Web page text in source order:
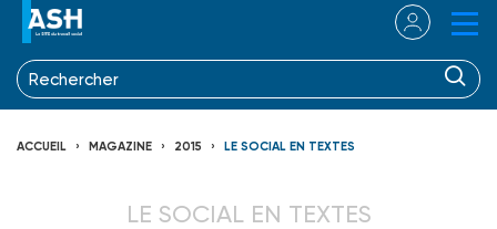
ACCUEIL MAGAZINE 2015 LE SOCIAL EN TEXTES
LE SOCIAL EN TEXTES